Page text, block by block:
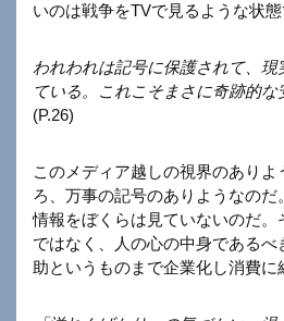
いのは戦争をTVで見るような状態
われわれは記号に保護されて、現
ている。これこそまさに奇跡的な
(P.26)
このメディア越しの視界のありよ
ろ、万事の記号のありようなの
情報をぼくらは見ていないのだ。
ではなく、人の心の中身であるべ
助というものまで企業化し消費に